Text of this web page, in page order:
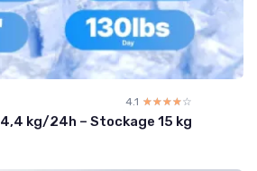
4.1 ☆☆☆☆☆
★★★★★
kg/24h – Stockage 15 kg